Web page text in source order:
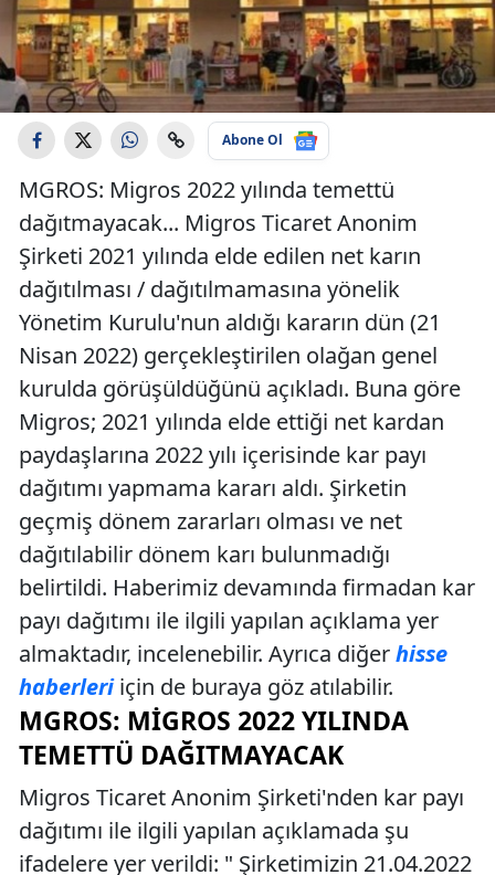
Abone Ol
MGROS: Migros 2022 yılında temettü
dağıtmayacak... Migros Ticaret Anonim
Şirketi 2021 yılında elde edilen net karın
dağıtılması / dağıtılmamasına yönelik
Yönetim Kurulu'nun aldığı kararın dün (21
Nisan 2022) gerçekleştirilen olağan genel
kurulda görüşüldüğünü açıkladı. Buna göre
Migros; 2021 yılında elde ettiği net kardan
paydaşlarına 2022 yılı içerisinde kar payı
dağıtımı yapmama kararı aldı. Şirketin
geçmiş dönem zararları olması ve net
dağıtılabilir dönem karı bulunmadığı
belirtildi. Haberimiz devamında firmadan kar
payı dağıtımı ile ilgili yapılan açıklama yer
almaktadır, incelenebilir. Ayrıca diğerhisse
haberleriiçin de buraya göz atılabilir.
MGROS: MIGROS 2022 YILINDA
TEMETTÜ DAĞITMAYACAK
Migros Ticaret Anonim Şirketi'nden kar payı
dağıtımı ile ilgili yapılan açıklamada şu
ifadelere yer verildi: " Şirketimizin 21.04.2022